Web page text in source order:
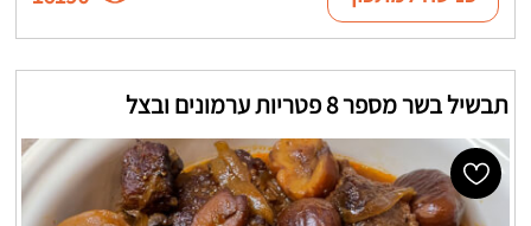
תבשיל בשר מספר 8 פטריות ערמונים ובצל